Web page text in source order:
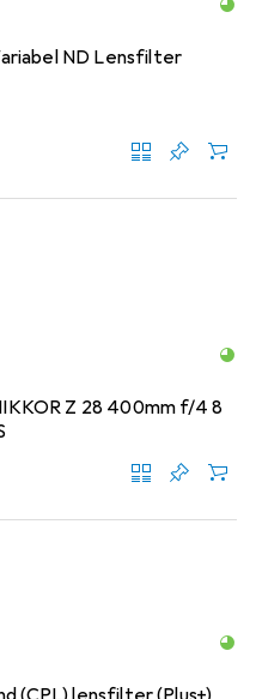
ND Lensfilter
Z 28 400mm f/4 8